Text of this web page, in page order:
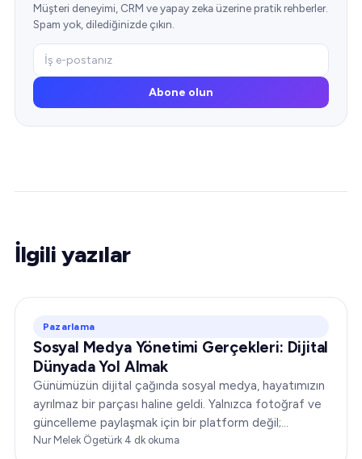
Müşteri deneyimi, CRM ve yapay zeka üzerine pratik rehberler.
Spam yok, dilediğinizde çıkın.
Abone olun
İlgili yazılar
Pazarlama
Sosyal Medya Yönetimi Gerçekleri: Dijital
Dünyada Yol Almak
Günümüzün dijital çağında sosyal medya, hayatımızın
ayrılmaz bir parçası haline geldi. Yalnızca fotoğraf ve
güncelleme paylaşmak için bir platform değil;
işletmelerin kitleleriyle bağ kurması için güçlü bir
Nur Melek Ögetürk·4 dk okuma